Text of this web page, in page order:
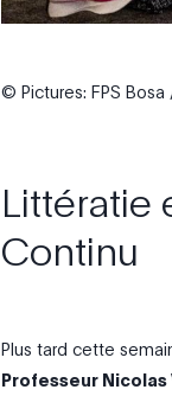
© Pictures: FPS
Littératie
Continu
Plus tard cette
Professeur Nicolas